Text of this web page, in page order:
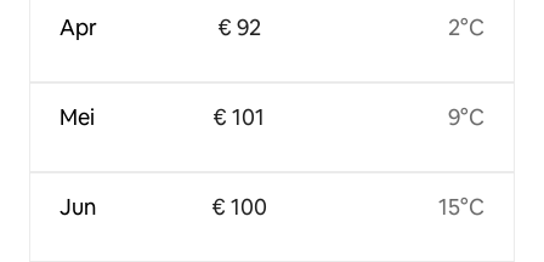
Apr
Mei
Jun
€ 92
€ 101
€ 100
2°C
9°C
15°C